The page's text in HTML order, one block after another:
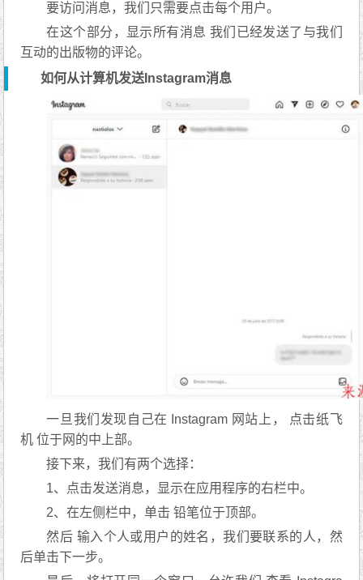
要访问消息，我们只需要点击每个用户。
在这个部分，显示所有消息 我们已经发送了与我们
互动的出版物的评论。
如何从计算机发送Instagram消息
一旦我们发现自己在 Instagram 网站上， 点击纸飞
机 位于网的中上部。
接下来，我们有两个选择：
1、点击发送消息，显示在应用程序的右栏中。
2、在左侧栏中，单击 铅笔位于顶部。
然后 输入个人或用户的姓名，我们要联系的人，然
后单击下一步。